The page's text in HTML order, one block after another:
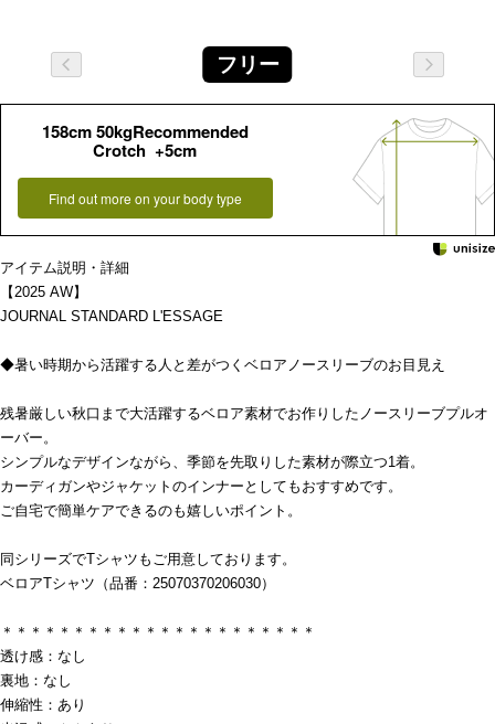
フリー
158cm 50kgRecommended
Crotch +5cm
Find out more on your body type
アイテム説明・詳細
【2025 AW】
JOURNAL STANDARD L'ESSAGE
◆暑い時期から活躍する人と差がつくベロアノースリーブのお目見え
残暑厳しい秋口まで大活躍するベロア素材でお作りしたノースリーブプルオ
ーバー。
シンプルなデザインながら、季節を先取りした素材が際立つ1着。
カーディガンやジャケットのインナーとしてもおすすめです。
ご自宅で簡単ケアできるのも嬉しいポイント。
同シリーズでTシャツもご用意しております。
ベロアTシャツ（品番：25070370206030）
＊＊＊＊＊＊＊＊＊＊＊＊＊＊＊＊＊＊＊＊＊＊
透け感：なし
裏地：なし
伸縮性：あり